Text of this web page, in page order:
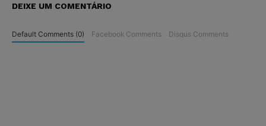
DEIXE UM COMENTÁRIO
Default Comments (0) Facebook Comments Disqus Comments